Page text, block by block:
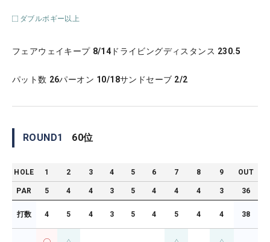
ダブルボギー以上
フェアウェイキープ 8/14 ドライビングディスタンス 230.5
パット数 26パーオン 10/18サンドセーブ 2/2
ROUND1 60位
HOLE 1 2 3 4 5 6 7 8 9 OUT
PAR 5 4 4 3 5 4 4 4 3 36
打数 4 5 4 3 5 4 5 4 4 38